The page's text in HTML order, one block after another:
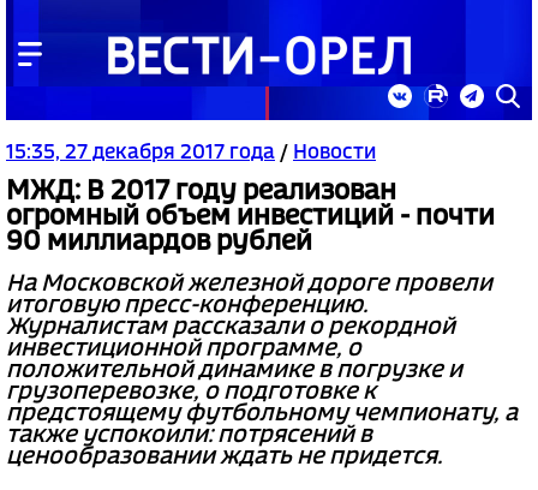
15:35, 27 декабря 2017 года / Новости
МЖД: В 2017 году реализован
огромный объем инвестиций - почти
90 миллиардов рублей
На Московской железной дороге провели
итоговую пресс-конференцию.
Журналистам рассказали о рекордной
инвестиционной программе, о
положительной динамике в погрузке и
грузоперевозке, о подготовке к
предстоящему футбольному чемпионату, а
также успокоили: потрясений в
ценообразовании ждать не придется.